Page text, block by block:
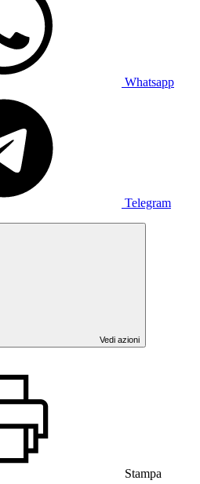
Whatsapp
Telegram
Vedi azioni
Stampa